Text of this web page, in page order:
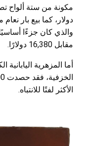
دولار، كما بيع بار
والذي كان جزءًا
مقابل 16,380 دولارًا.
أما المزهرية اليابانية
الأكثر لفتًا للانتباه.